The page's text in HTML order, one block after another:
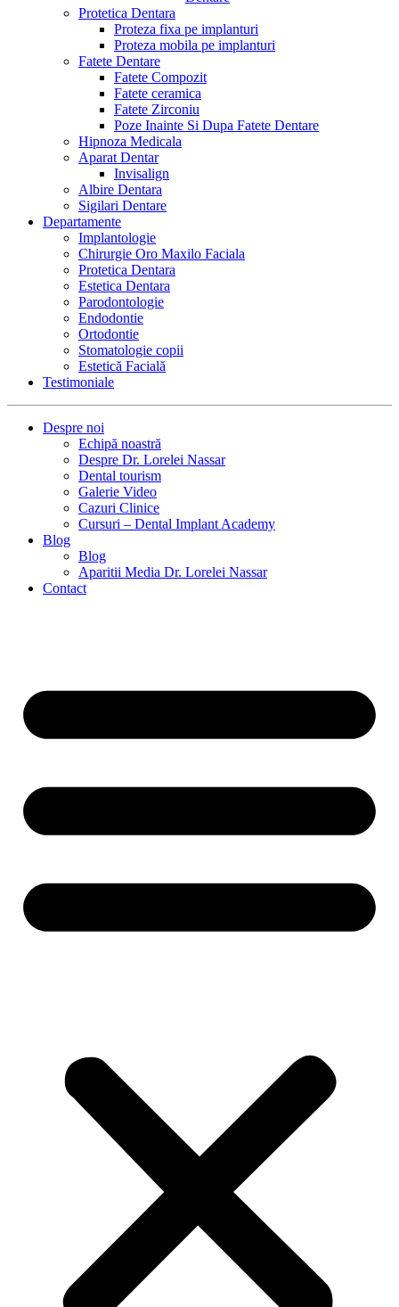
Protetica Dentara
Proteza fixa pe implanturi
Proteza mobila pe implanturi
Fatete Dentare
Fatete Compozit
Fatete ceramica
Fatete Zirconiu
Poze Inainte Si Dupa Fatete Dentare
Hipnoza Medicala
Aparat Dentar
Invisalign
Albire Dentara
Sigilari Dentare
Departamente
Implantologie
Chirurgie Oro Maxilo Faciala
Protetica Dentara
Estetica Dentara
Parodontologie
Endodontie
Ortodontie
Stomatologie copii
Estetică Facială
Testimoniale
Despre noi
Echipă noastră
Despre Dr. Lorelei Nassar
Dental tourism
Galerie Video
Cazuri Clinice
Cursuri – Dental Implant Academy
Blog
Blog
Aparitii Media Dr. Lorelei Nassar
Contact